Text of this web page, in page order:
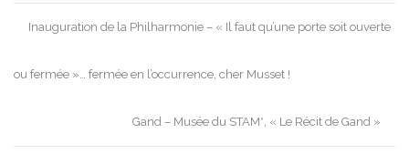
Post
Inauguration de la Philharmonie – « Il faut qu’une porte soit ouverte
ou fermée »… fermée en l’occurrence, cher Musset !
Gand – Musée du STAM*, « Le Récit de Gand »